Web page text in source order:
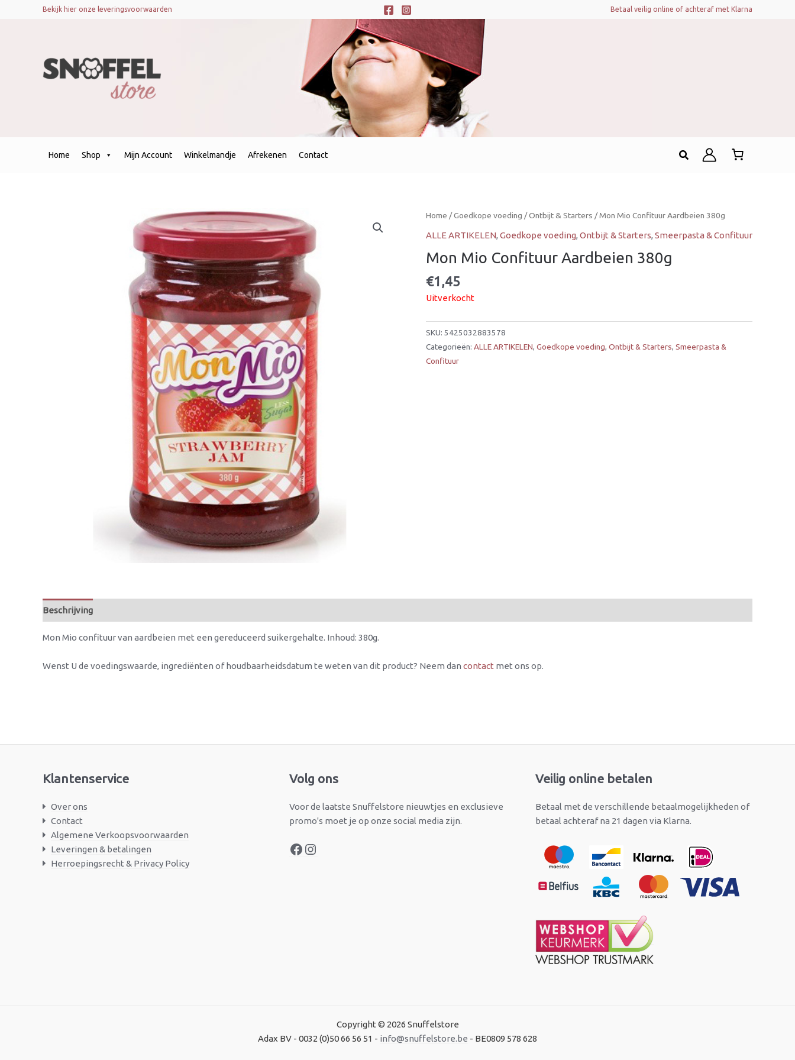
Bekijk hier onze leveringsvoorwaarden Betaal veilig online of achteraf met Klarna
Home Shop Mijn Account Winkelmandje Afrekenen Contact Zoeken
Home /Goedkope voeding /Ontbijt & Starters / Mon Mio Confituur Aardbeien 380g
ALLE ARTIKELEN, Goedkope voeding, Ontbijt & Starters, Smeerpasta & Confituur
Mon Mio Confituur Aardbeien 380g
€1,45
Uitverkocht
SKU: 5425032883578
Categorieën: ALLE ARTIKELEN, Goedkope voeding, Ontbijt & Starters, Smeerpasta &
Confituur
Beschrijving
Mon Mio confituur van aardbeien met een gereduceerd suikergehalte. Inhoud: 380g.
Wenst U de voedingswaarde, ingrediënten of houdbaarheidsdatum te weten van dit product? Neem dan contact met ons op.
Klantenservice
Over ons
Contact
Algemene Verkoopsvoorwaarden
Leveringen & betalingen
Herroepingsrecht & Privacy Policy
Volg ons
Voor de laatste Snuffelstore nieuwtjes en exclusieve
promo's moet je op onze social media zijn.
Facebook
Instagram Veilig online betalen
Betaal met de verschillende betaalmogelijkheden of
betaal achteraf na 21 dagen via Klarna.
Copyright © 2026 Snuffelstore
Adax BV - 0032 (0)50 66 56 51 - info@snuffelstore.be - BE0809 578 628